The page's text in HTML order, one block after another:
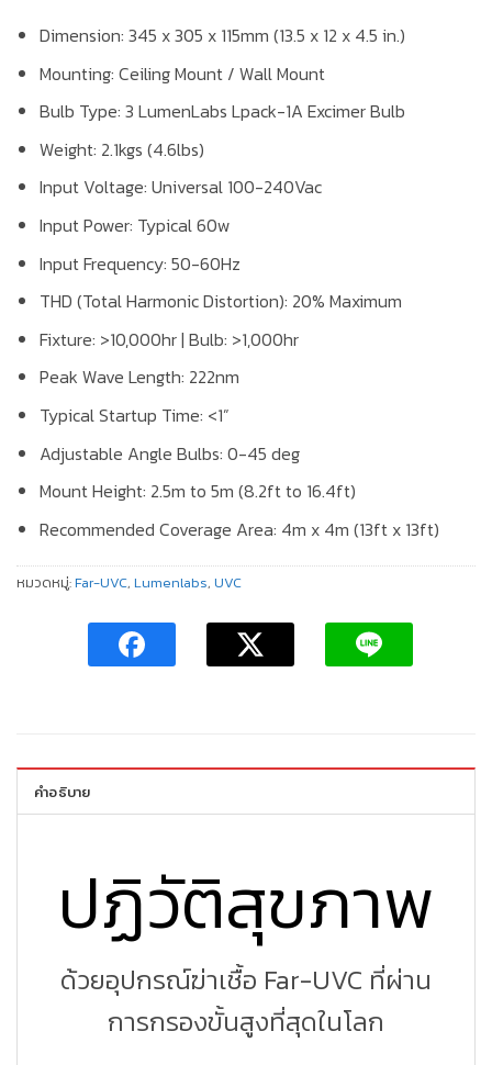
Dimension: 345 x 305 x 115mm (13.5 x 12 x 4.5 in.)
Mounting: Ceiling Mount / Wall Mount
Bulb Type: 3 LumenLabs Lpack-1A Excimer Bulb
Weight: 2.1kgs (4.6lbs)
Input Voltage: Universal 100-240Vac
Input Power: Typical 60w
Input Frequency: 50-60Hz
THD (Total Harmonic Distortion): 20% Maximum
Fixture: >10,000hr | Bulb: >1,000hr
Peak Wave Length: 222nm
Typical Startup Time: <1”
Adjustable Angle Bulbs: 0-45 deg
Mount Height: 2.5m to 5m (8.2ft to 16.4ft)
Recommended Coverage Area: 4m x 4m (13ft x 13ft)
หมวดหมู่:Far-UVC, Lumenlabs, UVC
คำอธิบาย
ปฏิวัติสุขภาพ
ด้วยอุปกรณ์ฆ่าเชื้อ Far-UVC ที่ผ่าน
การกรองขั้นสูงที่สุดในโลก